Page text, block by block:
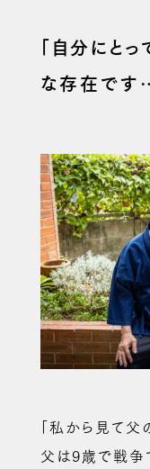
「自分にとっ
な存在です
「私から見て父
父は9歳で戦争